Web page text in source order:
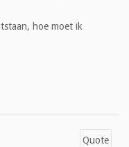
hoe moet ik
Quote